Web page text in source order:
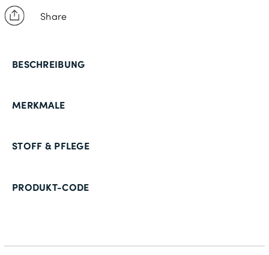
Share
MERKMALE
BESCHREIBUNG
STOFF & PFLEGE
PRODUKT-CODE